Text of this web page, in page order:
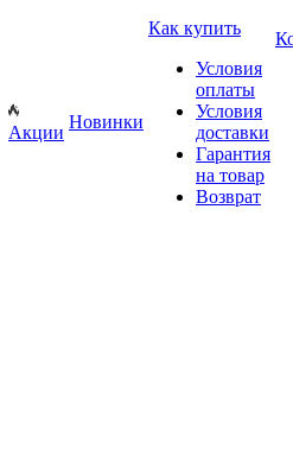
Акции
Новинки
Как купить
Условия
оплаты
Условия
доставки
Гарантия
на товар
Возврат